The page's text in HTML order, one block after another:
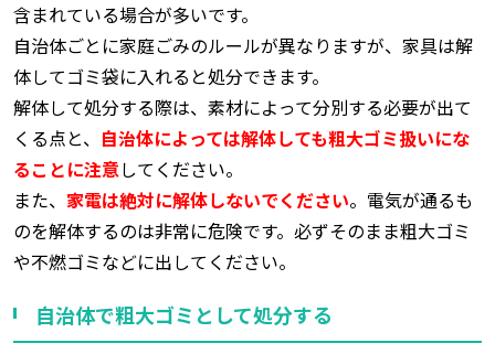
含まれている場合が多いです。
自治体ごとに家庭ごみのルールが異なりますが、家具は解
体してゴミ袋に入れると処分できます。
解体して処分する際は、素材によって分別する必要が出て
くる点と、 自治体によっては解体しても粗大ゴミ扱いにな
ることに注意してください。
また、 家電は絶対に解体しないでください。電気が通るも
のを解体するのは非常に危険です。必ずそのまま粗大ゴミ
や不燃ゴミなどに出してください。
自治体で粗大ゴミとして処分する